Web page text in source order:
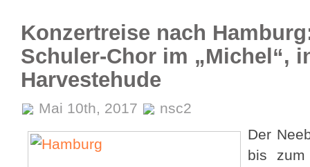
Konzertreise nach
Schuler-Chor im „Michel“,
Harvestehude
Mai 10th, 2017
nsc2
Der
bis